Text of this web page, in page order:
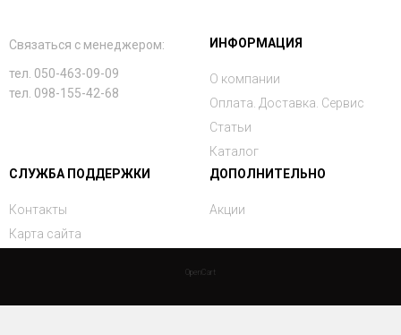
Связаться с менеджером:
тел. 050-463-09-09
тел. 098-155-42-68
ИНФОРМАЦИЯ
О компании
Оплата. Доставка. Сервис
Статьи
Каталог
СЛУЖБА ПОДДЕРЖКИ
Контакты
Карта сайта
ДОПОЛНИТЕЛЬНО
Акции
OpenCart